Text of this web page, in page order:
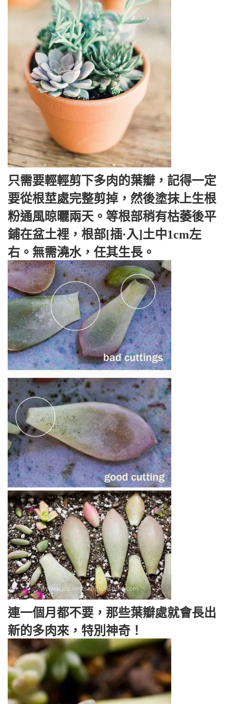
只需要輕輕剪下多肉的葉瓣，記得一定
要從根莖處完整剪掉，然後塗抹上生根
粉通風晾曬兩天。等根部稍有枯萎後平
鋪在盆土裡，根部[插·入]土中1cm左
右。無需澆水，任其生長。
連一個月都不要，那些葉瓣處就會長出
新的多肉來，特別神奇！